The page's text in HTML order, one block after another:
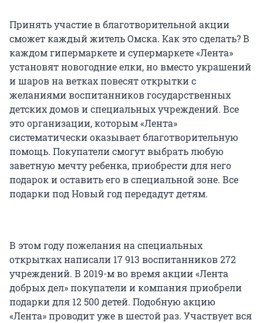
Принять участие в благотворительной акции
сможет каждый житель Омска. Как это сделать? В
каждом гипермаркете и супермаркете «Лента»
установят новогодние елки, но вместо украшений
и шаров на ветках повесят открытки с
желаниями воспитанников государственных
детских домов и специальных учреждений. Все
это организации, которым «Лента»
систематически оказывает благотворительную
помощь. Покупатели смогут выбрать любую
заветную мечту ребенка, приобрести для него
подарок и оставить его в специальной зоне. Все
подарки под Новый год передадут детям.
В этом году пожелания на специальных
открытках написали 17 913 воспитанников 272
учреждений. В 2019-м во время акции «Лента
добрых дел» покупатели и компания приобрели
подарки для 12 500 детей. Подобную акцию
«Лента» проводит уже в шестой раз. Участвует вся